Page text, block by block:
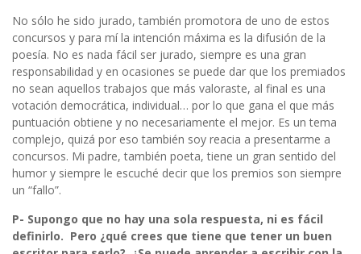
No sólo he sido jurado, también promotora de uno de estos
concursos y para mí la intención máxima es la difusión de la
poesía. No es nada fácil ser jurado, siempre es una gran
responsabilidad y en ocasiones se puede dar que los premiados
no sean aquellos trabajos que más valoraste, al final es una
votación democrática, individual… por lo que gana el que más
puntuación obtiene y no necesariamente el mejor. Es un tema
complejo, quizá por eso también soy reacia a presentarme a
concursos. Mi padre, también poeta, tiene un gran sentido del
humor y siempre le escuché decir que los premios son siempre
un “fallo”.
P- Supongo que no hay una sola respuesta, ni es fácil
definirlo. Pero ¿qué crees que tiene que tener un buen